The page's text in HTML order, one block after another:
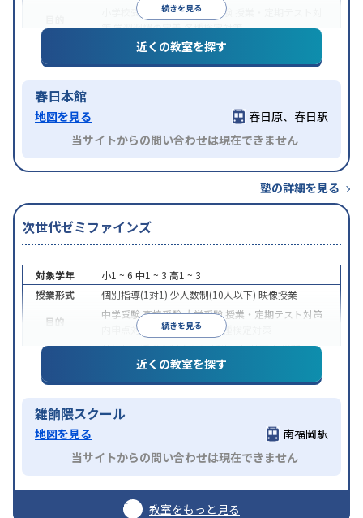
続きを見る
小学校受験 高校受験 大学受験
策学習習慣の定着各種検定対策
特徴
中高一貫校生に対応特待生・奨学金制度あり
にPC・タブレットを利用オンライン対応1科目か
ら受講可能
近くの教室を探す
春日本館
地図を見る
春日原、春日駅
当サイトからの問い合わせは現在できません
塾の詳細を見る
次世代ゼミファインズ
続きを見る
対象学年 小1 ~ 6 中1 ~ 3 高1 ~ 3
授業形式
個別指導(1対1) 少人数制(10人以下) 映像授業
目的
中学受験高校受験大学受験 授業・定期テスト対策
内申点対策
推薦入試対策
各種検定対策
特待生・奨学金制度あり授業の振替可能学習に
PC・タブレットを利用1科目から受講可能
近くの教室を探す
雑餉隈スクール
地図を見る
南福岡駅
当サイトからの問い合わせは現在できません
教室をもっと見る